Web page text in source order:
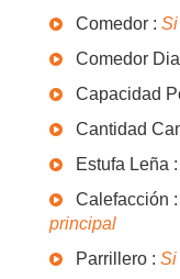
Comedor : Si
Comedor
Capacidad
Cantidad
Estufa Leña :
Calefacción :
principal
Parrillero : Si